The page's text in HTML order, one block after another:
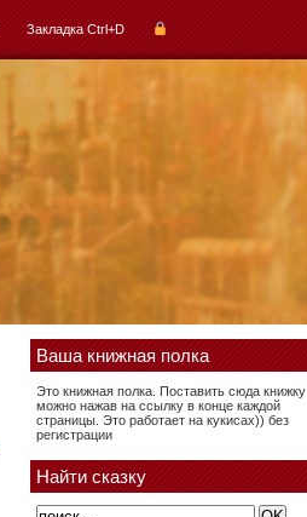
Закладка Ctrl+D
Ваша книжная полка
Это книжная полка. Поставить сюда книжку
можно нажав на ссылку в конце каждой
страницы. Это работает на кукисах)) без
регистрации
Найти сказку